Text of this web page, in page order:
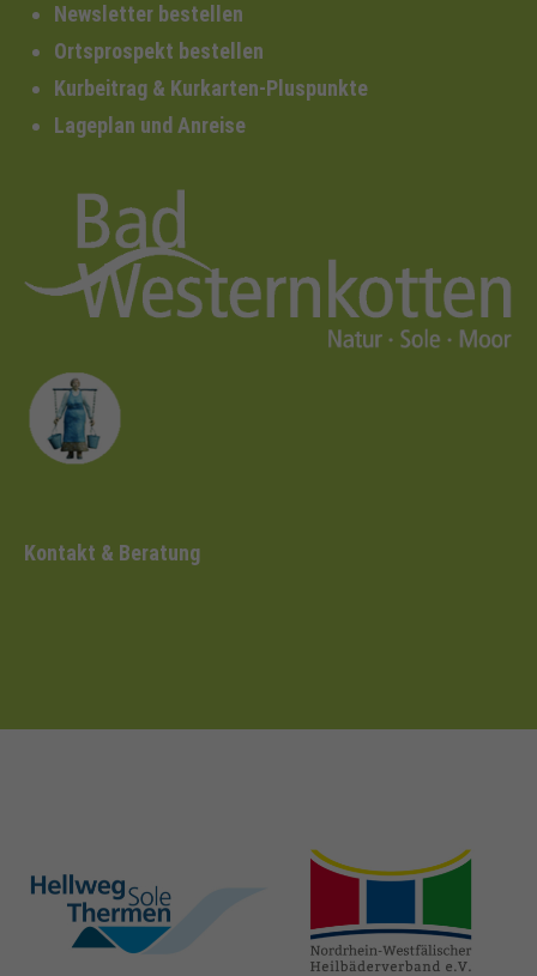
Newsletter bestellen
Ortsprospekt bestellen
Kurbeitrag & Kurkarten-Pluspunkte
Lageplan und Anreise
Kontakt & Beratung
hellweg-sole-
thermen.de
heilbaeder.de